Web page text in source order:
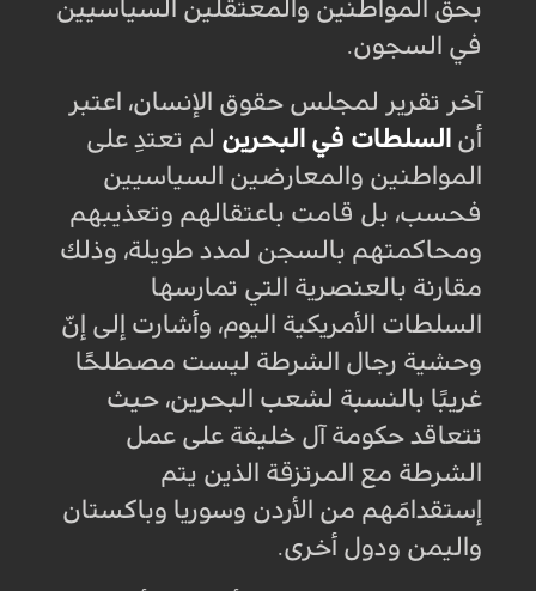
بحق المواطنين والمعتقلين السياسيين
في السجون.
آخر تقرير لمجلس حقوق الإنسان، اعتبر
أن السلطات في البحرين لم تعتدِ على
المواطنين والمعارضين السياسيين
فحسب، بل قامت باعتقالهم وتعذيبهم
ومحاكمتهم بالسجن لمدد طويلة، وذلك
مقارنة بالعنصرية التي تمارسها
السلطات الأمريكية اليوم، وأشارت إلى إنّ
وحشية رجال الشرطة ليست مصطلحًا
غريبًا بالنسبة لشعب البحرين، حيث
تتعاقد حكومة آل خليفة على عمل
الشرطة مع المرتزقة الذين يتم
إستقدامَهم من الأردن وسوريا وباكستان
واليمن ودول أخرى.